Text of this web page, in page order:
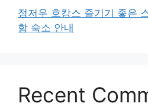
정저우 호캉스 즐기기 좋은
함 숙소 안내
Recent